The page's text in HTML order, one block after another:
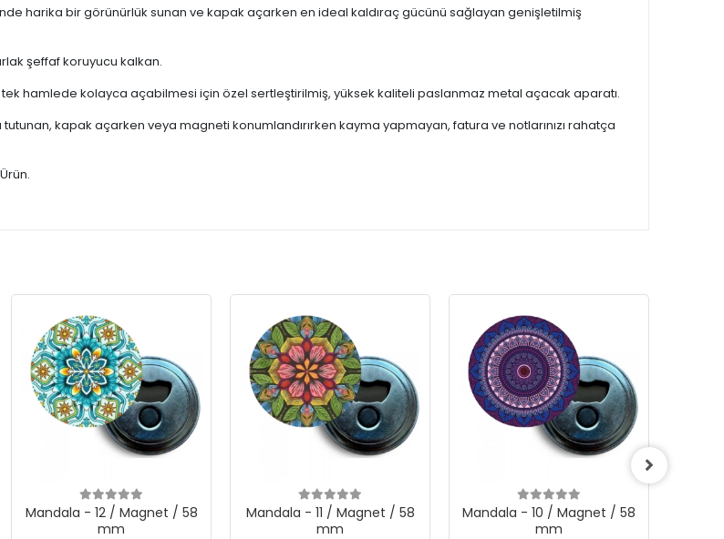
harika bir görünürlük sunan ve kapak açarken en ideal kaldıraç gücünü sağlayan genişletilmiş
şeffaf koruyucu kalkan.
tek hamlede kolayca açabilmesi için özel sertleştirilmiş, yüksek kaliteli paslanmaz metal açacak aparatı.
kapak açarken veya magneti konumlandırırken kayma yapmayan, fatura ve notlarınızı rahatça
Mandala - 12 / Magnet / 58
mm
Mandala - 11 / Magnet / 58
mm
Mandala - 10 / Magnet / 58
mm